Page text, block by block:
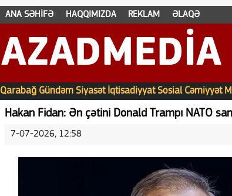
ANA SƏHİFƏ HAQQIMIZDA REKLAM ƏLAQƏ
AZADMEDIA
Qarabağ Gündəm Siyasət İqtisadiyyat Sosial Cəmiyyət
Hakan Fidan: Ən çətini Donald Trampı NATO
7-07-2026, 12:58